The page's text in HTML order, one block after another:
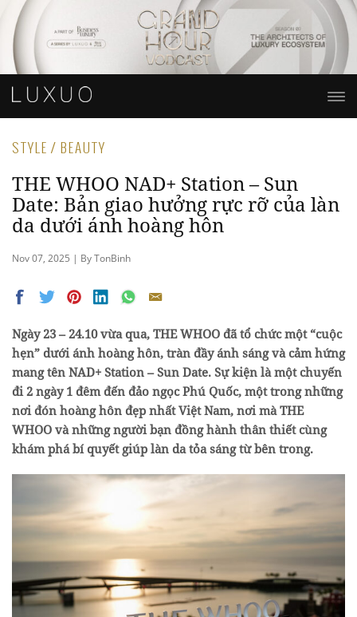
STYLE / BEAUTY
THE WHOO NAD+ Station – Sun
Date: Bản giao hưởng rực rỡ của làn
da dưới ánh hoàng hôn
Nov 07, 2025 | By TonBinh
Ngày 23 – 24.10 vừa qua, THE WHOO đã tổ chức một “cuộc
hẹn” dưới ánh hoàng hôn, tràn đầy ánh sáng và cảm hứng
mang tên NAD+ Station – Sun Date. Sự kiện là một chuyến
đi 2 ngày 1 đêm đến đảo ngọc Phú Quốc, một trong những
nơi đón hoàng hôn đẹp nhất Việt Nam, nơi mà THE
WHOO và những người bạn đồng hành thân thiết cùng
khám phá bí quyết giúp làn da tỏa sáng từ bên trong.